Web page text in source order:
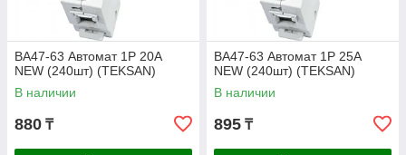
BA47-63 Автомат 1P 20A
NEW (240шт) (TEKSAN)
В наличии
880 ₸
BA47-63 Автомат 1P 25A
NEW (240шт) (TEKSAN)
В наличии
895 ₸